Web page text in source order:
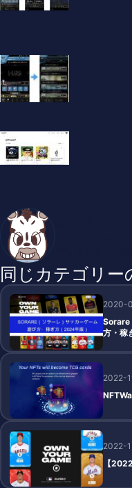
同じカテゴリー
2020-
Sorare
方・稼
2022-
2022-
【